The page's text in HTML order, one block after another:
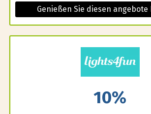
Genießen Sie diesen angebote
10%